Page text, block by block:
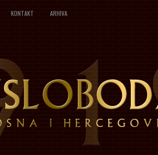
KONTAKT ARHIVA